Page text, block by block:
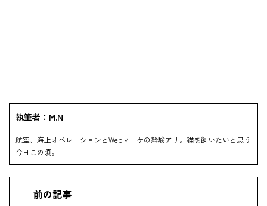
執筆者：M.N
航空、海上オペレーションとWebマーケの経験アリ。猫を飼いたいと思う
今日この頃。
前の記事